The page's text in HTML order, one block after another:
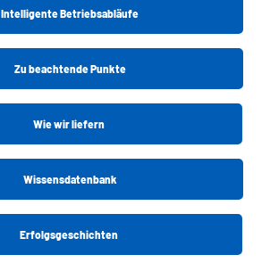
Intelligente Betriebsabläufe
Zu beachtende Punkte
Wie wir liefern
Wissensdatenbank
Erfolgsgeschichten